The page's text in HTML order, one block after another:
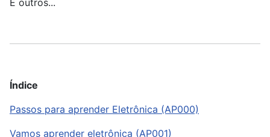
E outros...
Índice
Passos para aprender Eletrônica (AP000)
Vamos aprender eletrônica (AP001)